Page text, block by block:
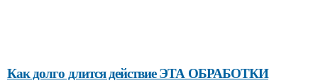
Как долго длится действие ЭТА ОБРАБОТКИ